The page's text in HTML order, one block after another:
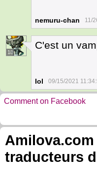
nemuru-chan 11/
18
C'est un
Iol 09/15/2021
Comment on Facebook
traducteurs